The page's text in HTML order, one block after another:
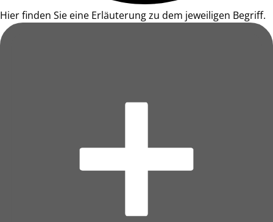
Hier finden Sie eine Erläuterung zu dem jeweiligen Begriff.